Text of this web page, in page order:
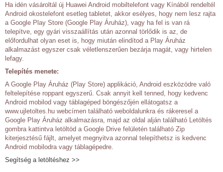
Ha idén vásároltál új Huawei Android mobiltelefont vagy Kínából rendeltél
Android okostelefont esetleg tabletet, akkor esélyes, hogy nem lesz rajta
a Google Play Store (Google Play Áruház), vagy ha fel is van rá
telepítve, egy gyári visszaállítás után azonnal törlődik is az, de
előfordulhat olyan eset is, hogy miután elindítod a Play Áruház
alkalmazást egyszer csak véletlenszerűen bezárja magát, vagy hirtelen
lefagy.
Telepítés menete:
A Google Play Áruház (Play Store) applikáció, Android eszközödre való
feltelepítése roppant egyszerű. Csak annyit kell tenned, hogy kedvenc
Android mobilod vagy táblagéped böngészőjén ellátogatsz a
www.ujletoltes.hu webcímen található weboldalunkra és rákeresel a
Google Play Áruház alkalmazásra, majd az oldal alján található Letöltés
gombra kattintva letöltöd a Google Drive felületén található Zip
kiterjesztésű fájlt, amelyet megnyitva azonnal telepíthetsz is kedvenc
Android mobilodra vagy táblagépedre.
Segítség a letöltéshez >>